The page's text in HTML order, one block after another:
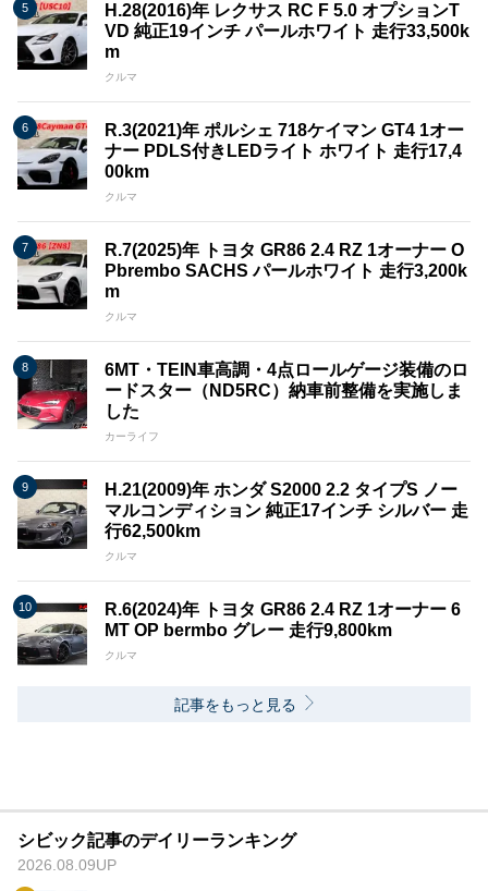
H.28(2016)年 レクサス RC F 5.0 オプションT
VD 純正19インチ パールホワイト 走行33,500k
m
クルマ
R.3(2021)年 ポルシェ 718ケイマン GT4 1オー
ナー PDLS付きLEDライト ホワイト 走行17,4
00km
クルマ
R.7(2025)年 トヨタ GR86 2.4 RZ 1オーナー O
Pbrembo SACHS パールホワイト 走行3,200k
m
クルマ
6MT・TEIN車高調・4点ロールゲージ装備のロ
ードスター（ND5RC）納車前整備を実施しま
した
カーライフ
H.21(2009)年 ホンダ S2000 2.2 タイプS ノー
マルコンディション 純正17インチ シルバー 走
行62,500km
クルマ
R.6(2024)年 トヨタ GR86 2.4 RZ 1オーナー 6
MT OP bermbo グレー 走行9,800km
クルマ
記事をもっと見る
シビック記事のデイリーランキング
2026.08.09UP